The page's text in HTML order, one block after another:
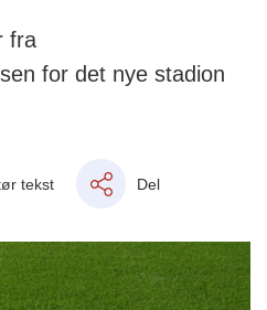
fra
for det nye stadion
tekst Del